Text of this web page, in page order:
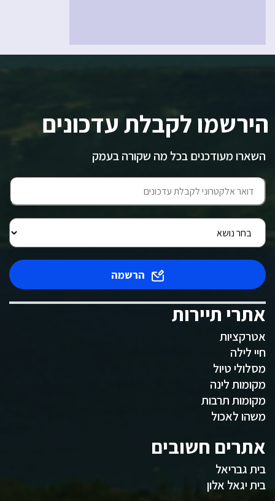
הירשמו לקבלת עדכונים
השארו מעודכנים בכל מה שקורה בעמק
הרשמה
אתרי תיירות
אטרקציות
חיי לילה
מסלולי טיול
מקומות לינה
מקומות תרבות
משהו לאכול
אתרים חשובים
בית גבריאל
בית יגאל אלון